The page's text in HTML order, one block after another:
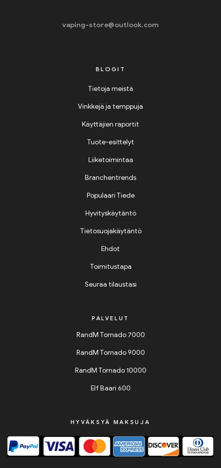
vaping-store@outlook.com
BLOGIT
Tietoja meistä
Vinkkejä ja temppuja
Käyttäjien raportit
Tuote-esittelyt
Liiketoimintaa
Branchentrends
Populaari Tiede
Hyvityskäytäntö
Tietosuojakäytäntö
Ehdot
Toimitustapa
Seuraa tilaustasi
PALVELUT
RandM Tornado 7000
RandM Tornado 9000
RandM Tornado 10000
Elf Baari 600
HYVÄKSYÄ MAKSUJA